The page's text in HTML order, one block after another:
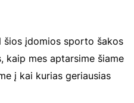
šios įdomios sporto šakos
kaip mes aptarsime šiame
į kai kurias geriausias